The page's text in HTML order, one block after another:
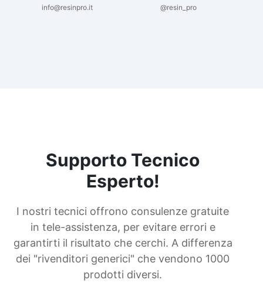
info@resinpro.it @resin_pro
Supporto Tecnico
Esperto!
I nostri tecnici offrono consulenze gratuite
in tele-assistenza, per evitare errori e
garantirti il risultato che cerchi. A differenza
dei "rivenditori generici" che vendono 1000
prodotti diversi.